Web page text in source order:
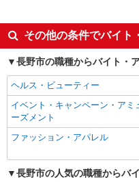
大学生歓迎
週2～3日勤務OK
深夜
扶養内勤務OK
社会保険あり
社員登用あり
その他の条件でバイト
長野市の職種からバイト・
ヘルス・ビューティー
イベント・キャンペーン・アミ
ーズメント
ファッション・アパレル
長野市の人気の職種からバ